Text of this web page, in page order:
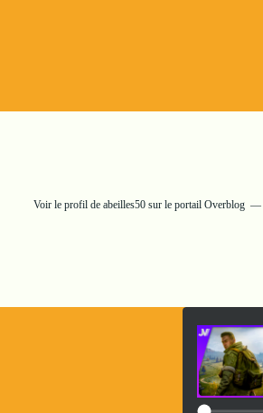
Voir le profil de abeilles50 sur le portail Overblog